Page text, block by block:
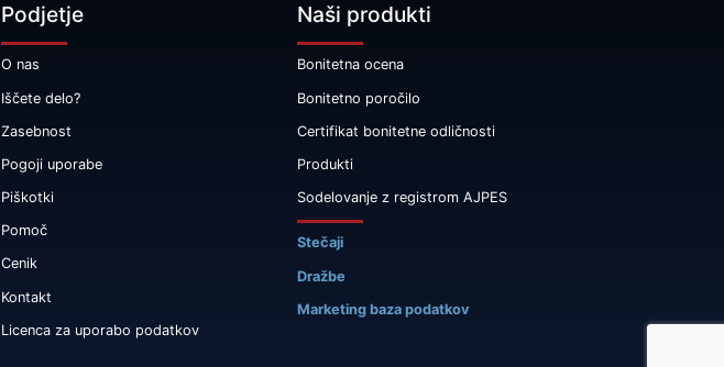
Podjetje
O nas
Iščete delo?
Zasebnost
Pogoji uporabe
Piškotki
Pomoč
Cenik
Kontakt
Licenca za uporabo podatkov
Naši produkti
Bonitetna ocena
Bonitetno poročilo
Certifikat bonitetne odličnosti
Produkti
Sodelovanje z registrom AJPES
Stečaji
Dražbe
Marketing baza podatkov